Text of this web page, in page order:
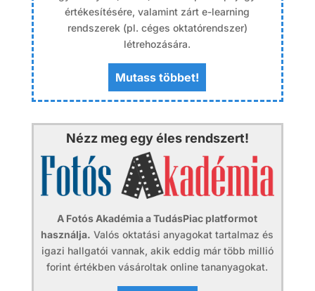
értékesítésére, valamint zárt e-learning
rendszerek (pl. céges oktatórendszer)
létrehozására.
Mutass többet!
Nézz meg egy éles rendszert!
A Fotós Akadémia a TudásPiac platformot
használja. Valós oktatási anyagokat tartalmaz és
igazi hallgatói vannak, akik eddig már több millió
forint értékben vásároltak online tananyagokat.